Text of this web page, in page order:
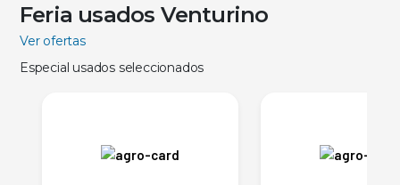
Feria usados Venturino
Ver ofertas
Especial usados seleccionados